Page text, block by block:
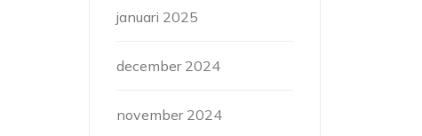
januari 2025
december 2024
november 2024